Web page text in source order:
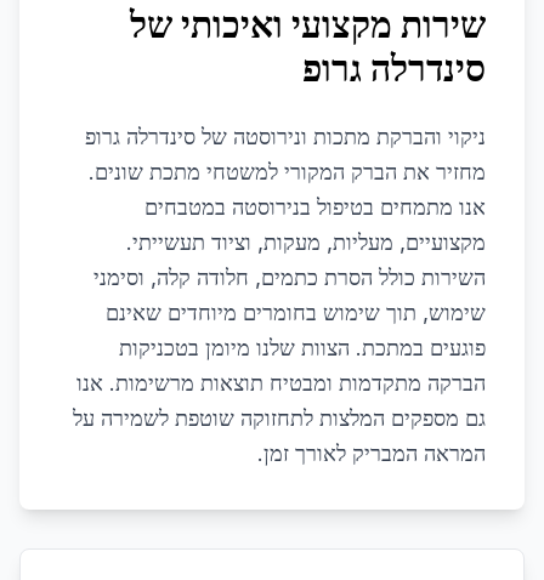
שירות מקצועי ואיכותי של
סינדרלה גרופ
ניקוי והברקת מתכות ונירוסטה של סינדרלה גרופ
מחזיר את הברק המקורי למשטחי מתכת שונים.
אנו מתמחים בטיפול בנירוסטה במטבחים
מקצועיים, מעליות, מעקות, וציוד תעשייתי.
השירות כולל הסרת כתמים, חלודה קלה, וסימני
שימוש, תוך שימוש בחומרים מיוחדים שאינם
פוגעים במתכת. הצוות שלנו מיומן בטכניקות
הברקה מתקדמות ומבטיח תוצאות מרשימות. אנו
גם מספקים המלצות לתחזוקה שוטפת לשמירה על
המראה המבריק לאורך זמן.